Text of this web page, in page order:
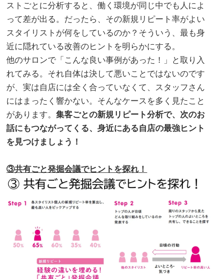
ストごとに分析すると、働く環境が同じ中でも人によ
って差が出る。だったら、その新規リピート率がよい
スタイリストが何をしているのか？そういう、最も身
近に隠れている改善のヒントを明らかにする。
他のサロンで「こんな良い事例があった！」と取り入
れてみる。それ自体は決して悪いことではないのです
が、実は自店には全く合っていなくて、スタッフさん
にはまったく響かない。そんなケースを多く見たこと
があります。集客ごとの新規リピート分析で、次のお
話にもつながってくる、身近にある自店の最強ヒント
を見つけましょう！
③共有ごと発掘会議でヒントを探れ！